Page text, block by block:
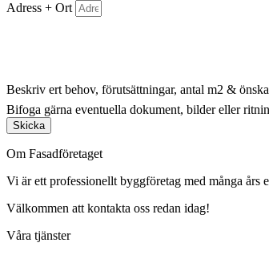
Adress + Ort
Beskriv ert behov, förutsättningar, antal m2 &
Bifoga gärna eventuella dokument, bilder eller
Skicka
Om Fasadföretaget
Vi är ett professionellt byggföretag med många års
Välkommen att kontakta oss redan idag!
Våra tjänster